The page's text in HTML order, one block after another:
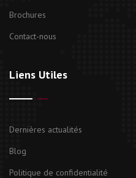
Brochures
Contact-nous
Liens Utiles
Dernières actualités
Blog
Politique de confidentialité